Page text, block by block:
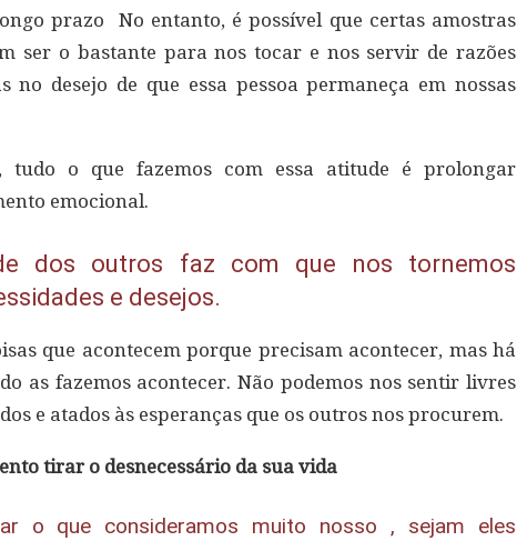
prazo No entanto, é possível que certas amostras
ser o bastante para nos tocar e nos servir de razões
no desejo de que essa pessoa permaneça em nossas
tudo o que fazemos com essa atitude é prolongar
emocional.
dos outros faz com que nos tornemos
e desejos.
que acontecem porque precisam acontecer, mas há
as fazemos acontecer. Não podemos nos sentir livres
e atados às esperanças que os outros nos procurem.
tirar o desnecessário da sua vida
o que consideramos muito nosso , sejam eles